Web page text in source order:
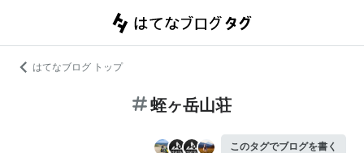
はてなブログ トップ
蛭ヶ岳山荘
このタグでブログを書く